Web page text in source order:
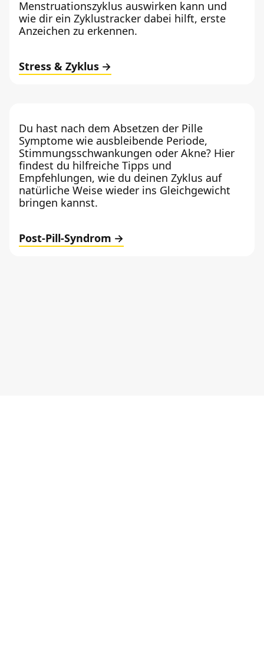
Menstruationszyklus auswirken kann und
wie dir ein Zyklustracker dabei hilft, erste
Anzeichen zu erkennen.
Stress & Zyklus
Du hast nach dem Absetzen der Pille
Symptome wie ausbleibende Periode,
Stimmungsschwankungen oder Akne? Hier
findest du hilfreiche Tipps und
Empfehlungen, wie du deinen Zyklus auf
natürliche Weise wieder ins Gleichgewicht
bringen kannst.
Post-Pill-Syndrom